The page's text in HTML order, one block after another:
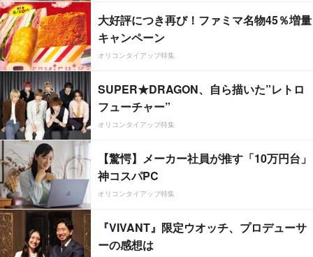
大好評につき再び！ファミマ名物45％増量
キャンペーン
オリコンタイアップ特集
SUPER★DRAGON、自ら描いた”レトロ
フューチャー”
オリコンタイアップ特集
【驚愕】メーカー社員が推す「10万円台」
神コスパPC
オリコンタイアップ特集
『VIVANT』限定ウオッチ、プロデューサ
ーの感想は